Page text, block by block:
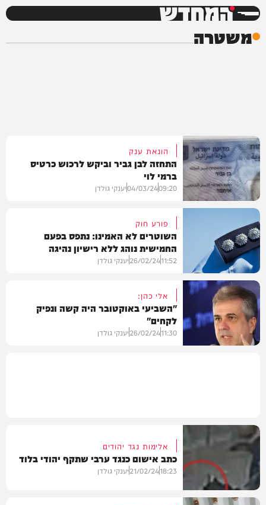
המחדש
משטרה
חדשות
הונאת ענק
התחזה לבן גביר וביקש לרכוש כרטיס
ברמי לוי
09:20
04/03/24יענקי גולדן
חדשות
פורע חוק
השוטרים לא האמינו: נתפס בפעם
החמישית נוהג ללא רישיון נהיגה
11:52
26/02/24יענקי גולדן
אלי כהן:
"השביעי באוקטובר היה קשה ונפיק
לקחים"
11:30
26/02/24יענקי גולדן
אלימות נגד יהודים
כתב אישום כנגד ערבי שתקף יהודי בלוד
18:23
21/02/24יענקי גולדן